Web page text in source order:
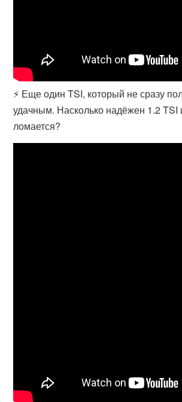
⚡ Еще один TSI, который не сразу
удачным. Насколько надёжен 1.2 TSI
ломается?